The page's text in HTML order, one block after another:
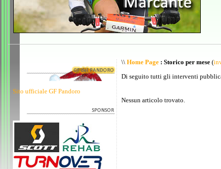
Sito ufficiale GF Pandoro
\\ Home Page : Storico per mese (
Di seguito tutti gli interventi
Nessun articolo trovato.